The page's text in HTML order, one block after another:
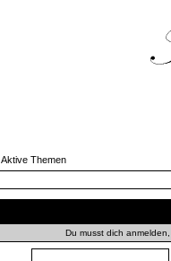
Aktive Themen
Du musst dich